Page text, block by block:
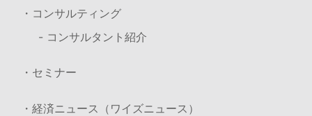
・コンサルティング
- コンサルタント紹介
・セミナー
・経済ニュース（ワイズニュース）